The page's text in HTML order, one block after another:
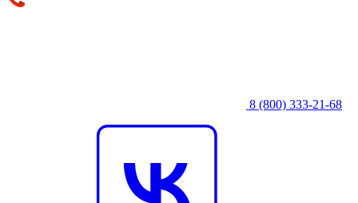
8 (800) 333‑21-68